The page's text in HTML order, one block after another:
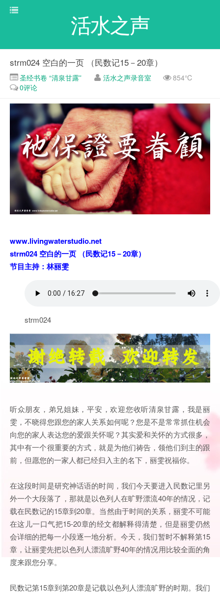
活水之声
strm024 空白的一页 （民数记15－20章）
圣经书卷 “清泉甘露” 活水之声录音室
854℃
0评论
www.livingwaterstudio.net
strm024 空白的一页 （民数记15－20章）
节目主持：林丽雯
strm024
听众朋友，弟兄姐妹，平安，欢迎您收听清泉甘露，我是丽
雯，不晓得您跟您的家人关系如何呢？您是不是常常抓住机会
向您的家人表达您的爱跟关怀呢？其实爱和关怀的方式很多，
其中有一个很重要的方式，就是为他们祷告，领他们到主的跟
前，但愿您的一家人都已经归入主的名下，丽雯祝福你。
在这段时间是研究神话语的时间，我们今天要进入民数记里另
外一个大段落了，那就是以色列人在旷野漂流40年的情况，记
载在民数记的15章到20章。当然由于时间的关系，丽雯不可能
在这儿一口气把15-20章的经文都解释得清楚，但是丽雯仍然
会详细的把每一小段逐一地分析。今天，我们暂时不解释第15
章，让丽雯先把以色列人漂流旷野40年的情况用比较全面的角
度来跟您分享。
民数记第15章到第20章是记载以色列人漂流旷野的时期。我们